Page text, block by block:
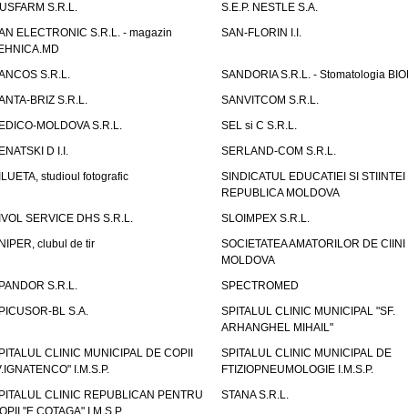
S.R.L.
S.E.P. NESTLE S.A.
ELECTRONIC S.R.L. - magazin
SAN-FLORIN I.I.
S.R.L.
SANDORIA S.R.L. - Stomatologia
BRIZ S.R.L.
SANVITCOM S.R.L.
MOLDOVA S.R.L.
SEL si C S.R.L.
D I.I.
SERLAND-COM S.R.L.
studioul fotografic
SINDICATUL EDUCATIEI SI STIINTEI
REPUBLICA MOLDOVA
SERVICE DHS S.R.L.
SLOIMPEX S.R.L.
clubul de tir
SOCIETATEA AMATORILOR DE CIINI
MOLDOVA
S.R.L.
SPECTROMED
BL S.A.
SPITALUL CLINIC MUNICIPAL "SF.
ARHANGHEL MIHAIL"
CLINIC MUNICIPAL DE COPII
I.M.S.P.
SPITALUL CLINIC MUNICIPAL DE
FTIZIOPNEUMOLOGIE I.M.S.P.
CLINIC REPUBLICAN PENTRU
"E.COTAGA" I.M.S.P.
STANA S.R.L.